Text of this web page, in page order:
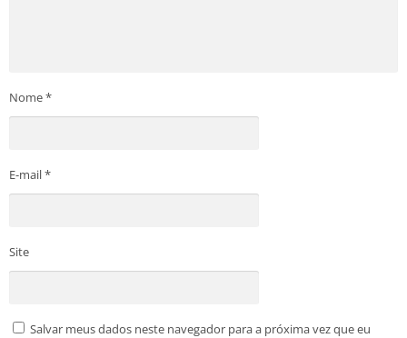
Nome*
E-mail*
Site
Salvar meus dados neste navegador para a próxima vez que eu